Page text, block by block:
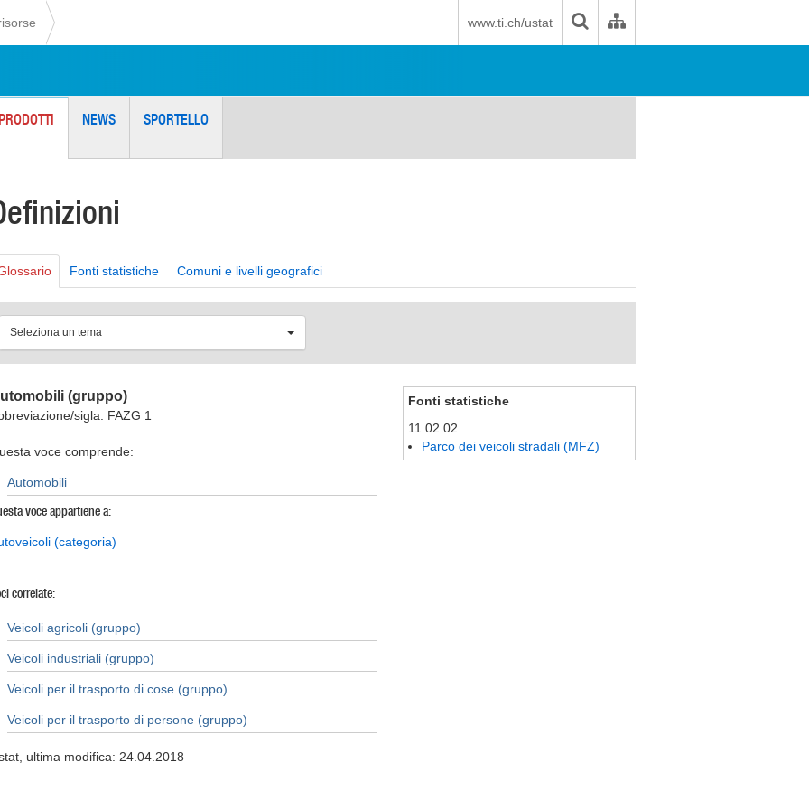
www.ti.ch/ustat
PRODOTTI NEWS SPORTELLO
Fonti statistiche Comuni e livelli geografici
Seleziona un tema
(gruppo)
sigla: FAZG 1
voce comprende:
Automobili
voce appartiene a:
(categoria)
correlate:
Veicoli agricoli (gruppo)
Veicoli industriali (gruppo)
Veicoli per il trasporto di cose (gruppo)
Veicoli per il trasporto di persone (gruppo)
ultima modifica: 24.04.2018
Fonti statistiche
11.02.02
Parco dei veicoli stradali (MFZ)